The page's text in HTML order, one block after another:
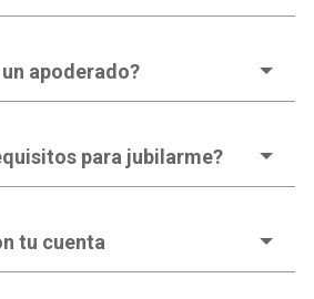
apoderado?
para jubilarme?
tu cuenta